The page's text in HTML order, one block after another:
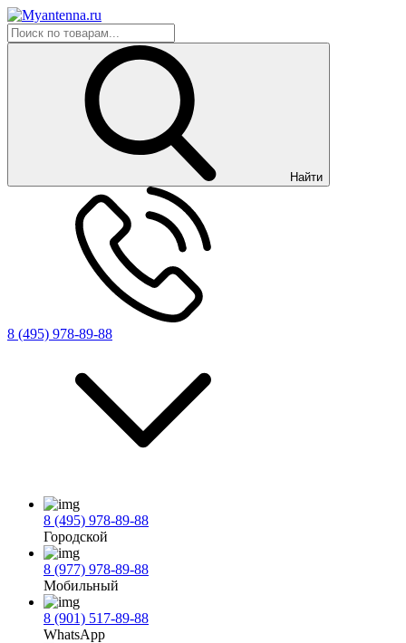
Найти
8 (495) 978-89-88
8 (495) 978-89-88
Городской
8 (977) 978-89-88
Мобильный
8 (901) 517-89-88
WhatsApp